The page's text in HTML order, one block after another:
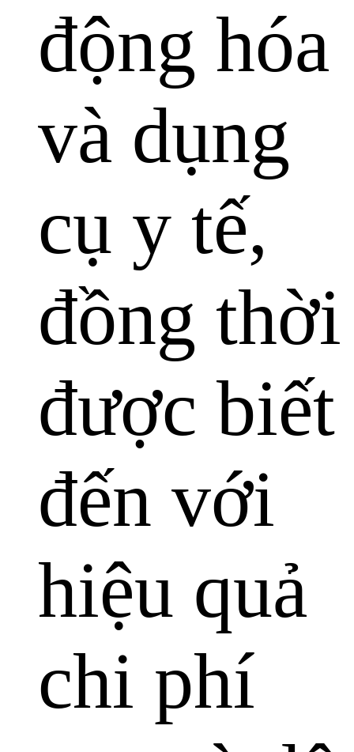
động hóa
và dụng
cụ y tế,
đồng thời
được biết
đến với
hiệu quả
chi phí